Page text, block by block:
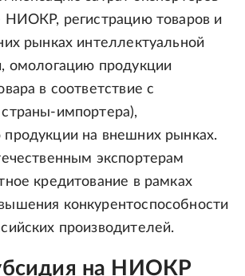
НИОКР, регистрацию товаров и
рынках интеллектуальной
омологацию продукции
в соответствие с
импортера),
на внешних рынках.
экспортерам
кредитование в рамках
конкурентоспособности
производителей.
на НИОКР